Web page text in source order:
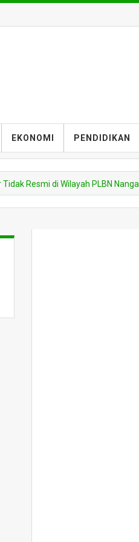
EKONOMI PENDIDIKAN
di Wilayah PLBN Nanga Badau